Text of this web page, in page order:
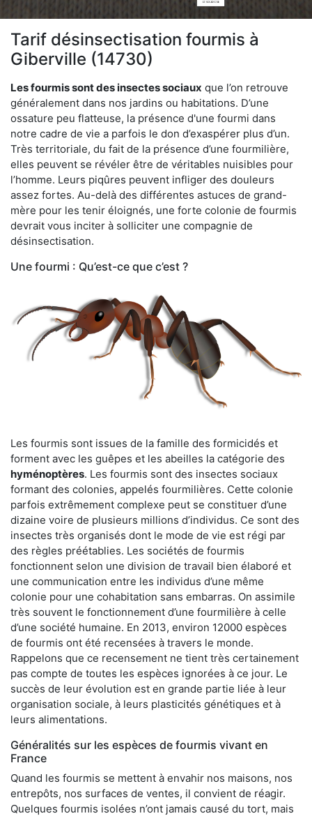
Tarif désinsectisation fourmis à
Giberville (14730)
Les fourmis sont des insectes sociaux que l’on retrouve
généralement dans nos jardins ou habitations. D’une
ossature peu flatteuse, la présence d'une fourmi dans
notre cadre de vie a parfois le don d’exaspérer plus d’un.
Très territoriale, du fait de la présence d’une fourmilière,
elles peuvent se révéler être de véritables nuisibles pour
l’homme. Leurs piqûres peuvent infliger des douleurs
assez fortes. Au-delà des différentes astuces de grand-
mère pour les tenir éloignés, une forte colonie de fourmis
devrait vous inciter à solliciter une compagnie de
désinsectisation.
Une fourmi : Qu’est-ce que c’est ?
Les fourmis sont issues de la famille des formicidés et
forment avec les guêpes et les abeilles la catégorie des
hyménoptères. Les fourmis sont des insectes sociaux
formant des colonies, appelés fourmilières. Cette colonie
parfois extrêmement complexe peut se constituer d’une
dizaine voire de plusieurs millions d’individus. Ce sont des
insectes très organisés dont le mode de vie est régi par
des règles préétablies. Les sociétés de fourmis
fonctionnent selon une division de travail bien élaboré et
une communication entre les individus d’une même
colonie pour une cohabitation sans embarras. On assimile
très souvent le fonctionnement d’une fourmilière à celle
d’une société humaine. En 2013, environ 12000 espèces
de fourmis ont été recensées à travers le monde.
Rappelons que ce recensement ne tient très certainement
pas compte de toutes les espèces ignorées à ce jour. Le
succès de leur évolution est en grande partie liée à leur
organisation sociale, à leurs plasticités génétiques et à
leurs alimentations.
Généralités sur les espèces de fourmis vivant en
France
Quand les fourmis se mettent à envahir nos maisons, nos
entrepôts, nos surfaces de ventes, il convient de réagir.
Quelques fourmis isolées n’ont jamais causé du tort, mais